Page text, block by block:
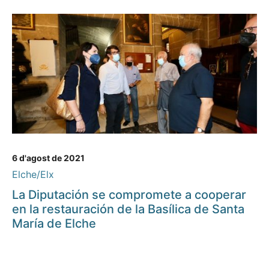
6 d'agost de 2021
Elche/Elx
La Diputación se compromete a cooperar
en la restauración de la Basílica de Santa
María de Elche